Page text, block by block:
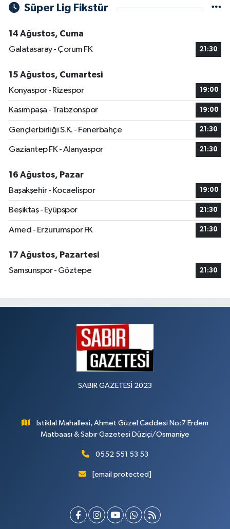
Süper Lig Fikstür
14 Ağustos, Cuma
Galatasaray - Çorum FK
21:30
15 Ağustos, Cumartesi
Konyaspor - Rizespor
19:00
Kasımpaşa - Trabzonspor 19:00
Gençlerbirliği S.K. - Fenerbahçe 21:30
Gaziantep FK - Alanyaspor 21:30
16 Ağustos, Pazar
Başakşehir - Kocaelispor
19:00
Beşiktaş - Eyüpspor 21:30
Amed - Erzurumspor FK 21:30
17 Ağustos, Pazartesi
Samsunspor - Göztepe
21:30
SABIR GAZETESİ 2023
İstiklal Mahallesi, Ahmet Güzel Caddesi No:7 Erdem
Matbaası & Sabır Gazetesi Düziçi/Osmaniye
0552 551 53 53
[email protected]